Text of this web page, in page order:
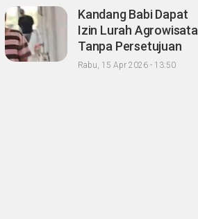
Masyarakat "Apalagi
Setelah menjadi
Menteri"
Kandang Babi Dapat
Izin Lurah Agrowisata
Tanpa Persetujuan
Tetangga, Warga
Rabu, 15 Apr 2026 - 13:50